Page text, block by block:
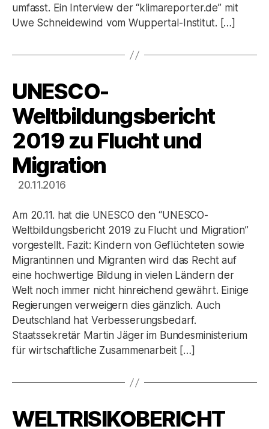
umfasst. Ein Interview der “klimareporter.de” mit
Uwe Schneidewind vom Wuppertal-Institut. […]
UNESCO-
Weltbildungsbericht
2019 zu Flucht und
Migration
20.11.2016
Am 20.11. hat die UNESCO den “UNESCO-
Weltbildungsbericht 2019 zu Flucht und Migration”
vorgestellt. Fazit: Kindern von Geflüchteten sowie
Migrantinnen und Migranten wird das Recht auf
eine hochwertige Bildung in vielen Ländern der
Welt noch immer nicht hinreichend gewährt. Einige
Regierungen verweigern dies gänzlich. Auch
Deutschland hat Verbesserungsbedarf.
Staatssekretär Martin Jäger im Bundesministerium
für wirtschaftliche Zusammenarbeit […]
Kategorien
WELTRISIKOBERICHT